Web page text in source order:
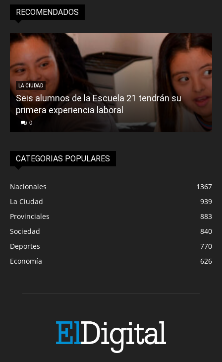
RECOMENDADOS
LA CIUDAD
Seis alumnos de la Escuela 21 tendrán su
primera experiencia laboral
0
CATEGORIAS POPULARES
Nacionales
1367
La Ciudad
939
Provinciales
883
Sociedad
840
Deportes
770
Economía
626